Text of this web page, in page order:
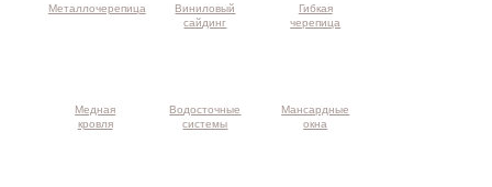
Металлочерепица
Виниловый
сайдинг
Гибкая
черепица
Медная
кровля
Водосточные
системы
Мансардные
окна